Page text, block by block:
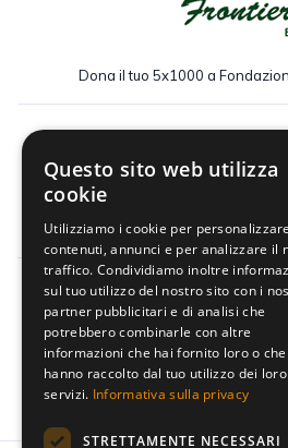
Dona il tuo 5x1000 a
Scarica gratuitamente
Questo sito web utilizza
cookie
Utilizziamo i cookie per personalizzare
contenuti, annunci e per analizzare il
traffico. Condividiamo inoltre
sul tuo utilizzo del nostro sito con i
partner pubblicitari e di analisi che
potrebbero combinarle con altre
informazioni che hai fornito loro o che
hanno raccolto dal tuo utilizzo dei loro
servizi. Informativa sulla privacy
STRETTAMENTE NECESSARI